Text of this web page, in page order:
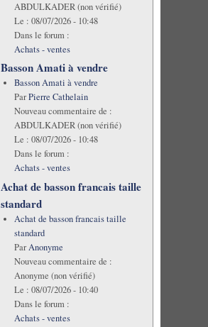
ABDULKADER (non vérifié)
Le : 08/07/2026 - 10:48
Dans le forum :
Achats - ventes
Basson Amati à vendre
Basson Amati à vendre
ParPierre Cathelain
Nouveau commentaire de :
ABDULKADER (non vérifié)
Le : 08/07/2026 - 10:48
Dans le forum :
Achats - ventes
Achat de basson francais taille
standard
Achat de basson francais taille
standard
ParAnonyme
Nouveau commentaire de :
Anonyme (non vérifié)
Le : 08/07/2026 - 10:40
Dans le forum :
Achats - ventes